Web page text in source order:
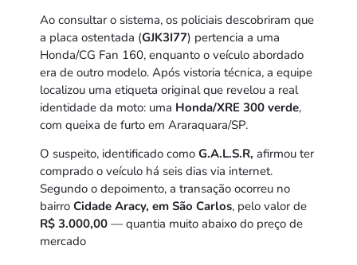
Ao consultar o sistema, os policiais descobriram que
a placa ostentada (GJK3I77) pertencia a uma
Honda/CG Fan 160, enquanto o veículo abordado
era de outro modelo. Após vistoria técnica, a equipe
localizou uma etiqueta original que revelou a real
identidade da moto: uma Honda/XRE 300 verde,
com queixa de furto em Araraquara/SP.
O suspeito, identificado como G.A.L.S.R, afirmou ter
comprado o veículo há seis dias via internet.
Segundo o depoimento, a transação ocorreu no
bairro Cidade Aracy, em São Carlos, pelo valor de
R$ 3.000,00 — quantia muito abaixo do preço de
mercado